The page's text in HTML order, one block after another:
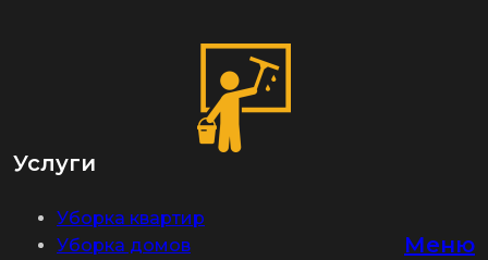
Услуги
Уборка квартир
Уборка домов
Меню